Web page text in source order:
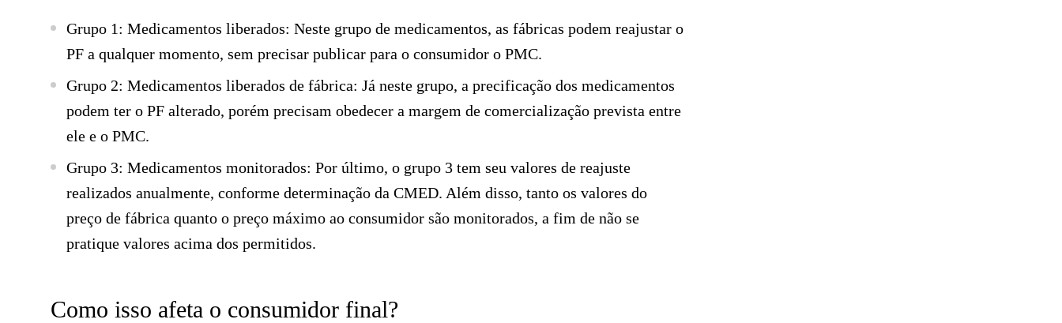
Grupo 1: Medicamentos liberados: Neste grupo de medicamentos, as fábricas podem reajustar o
PF a qualquer momento, sem precisar publicar para o consumidor o PMC.
Grupo 2: Medicamentos liberados de fábrica: Já neste grupo, a precificação dos medicamentos
podem ter o PF alterado, porém precisam obedecer a margem de comercialização prevista entre
ele e o PMC.
Grupo 3: Medicamentos monitorados: Por último, o grupo 3 tem seu valores de reajuste
realizados anualmente, conforme determinação da CMED. Além disso, tanto os valores do
preço de fábrica quanto o preço máximo ao consumidor são monitorados, a fim de não se
pratique valores acima dos permitidos.
Como isso afeta o consumidor final?